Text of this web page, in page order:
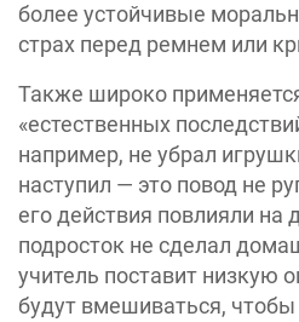
более устойчивые
страх перед ремнем или
Также широко
«естественных
например, не убрал
наступил — это повод не
его действия повлияли на
подросток не сделал
учитель поставит низкую
будут вмешиваться, чтобы